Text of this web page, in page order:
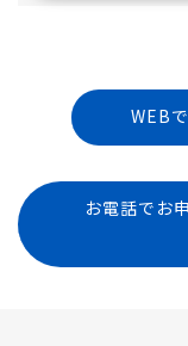
WEB
お電話でお